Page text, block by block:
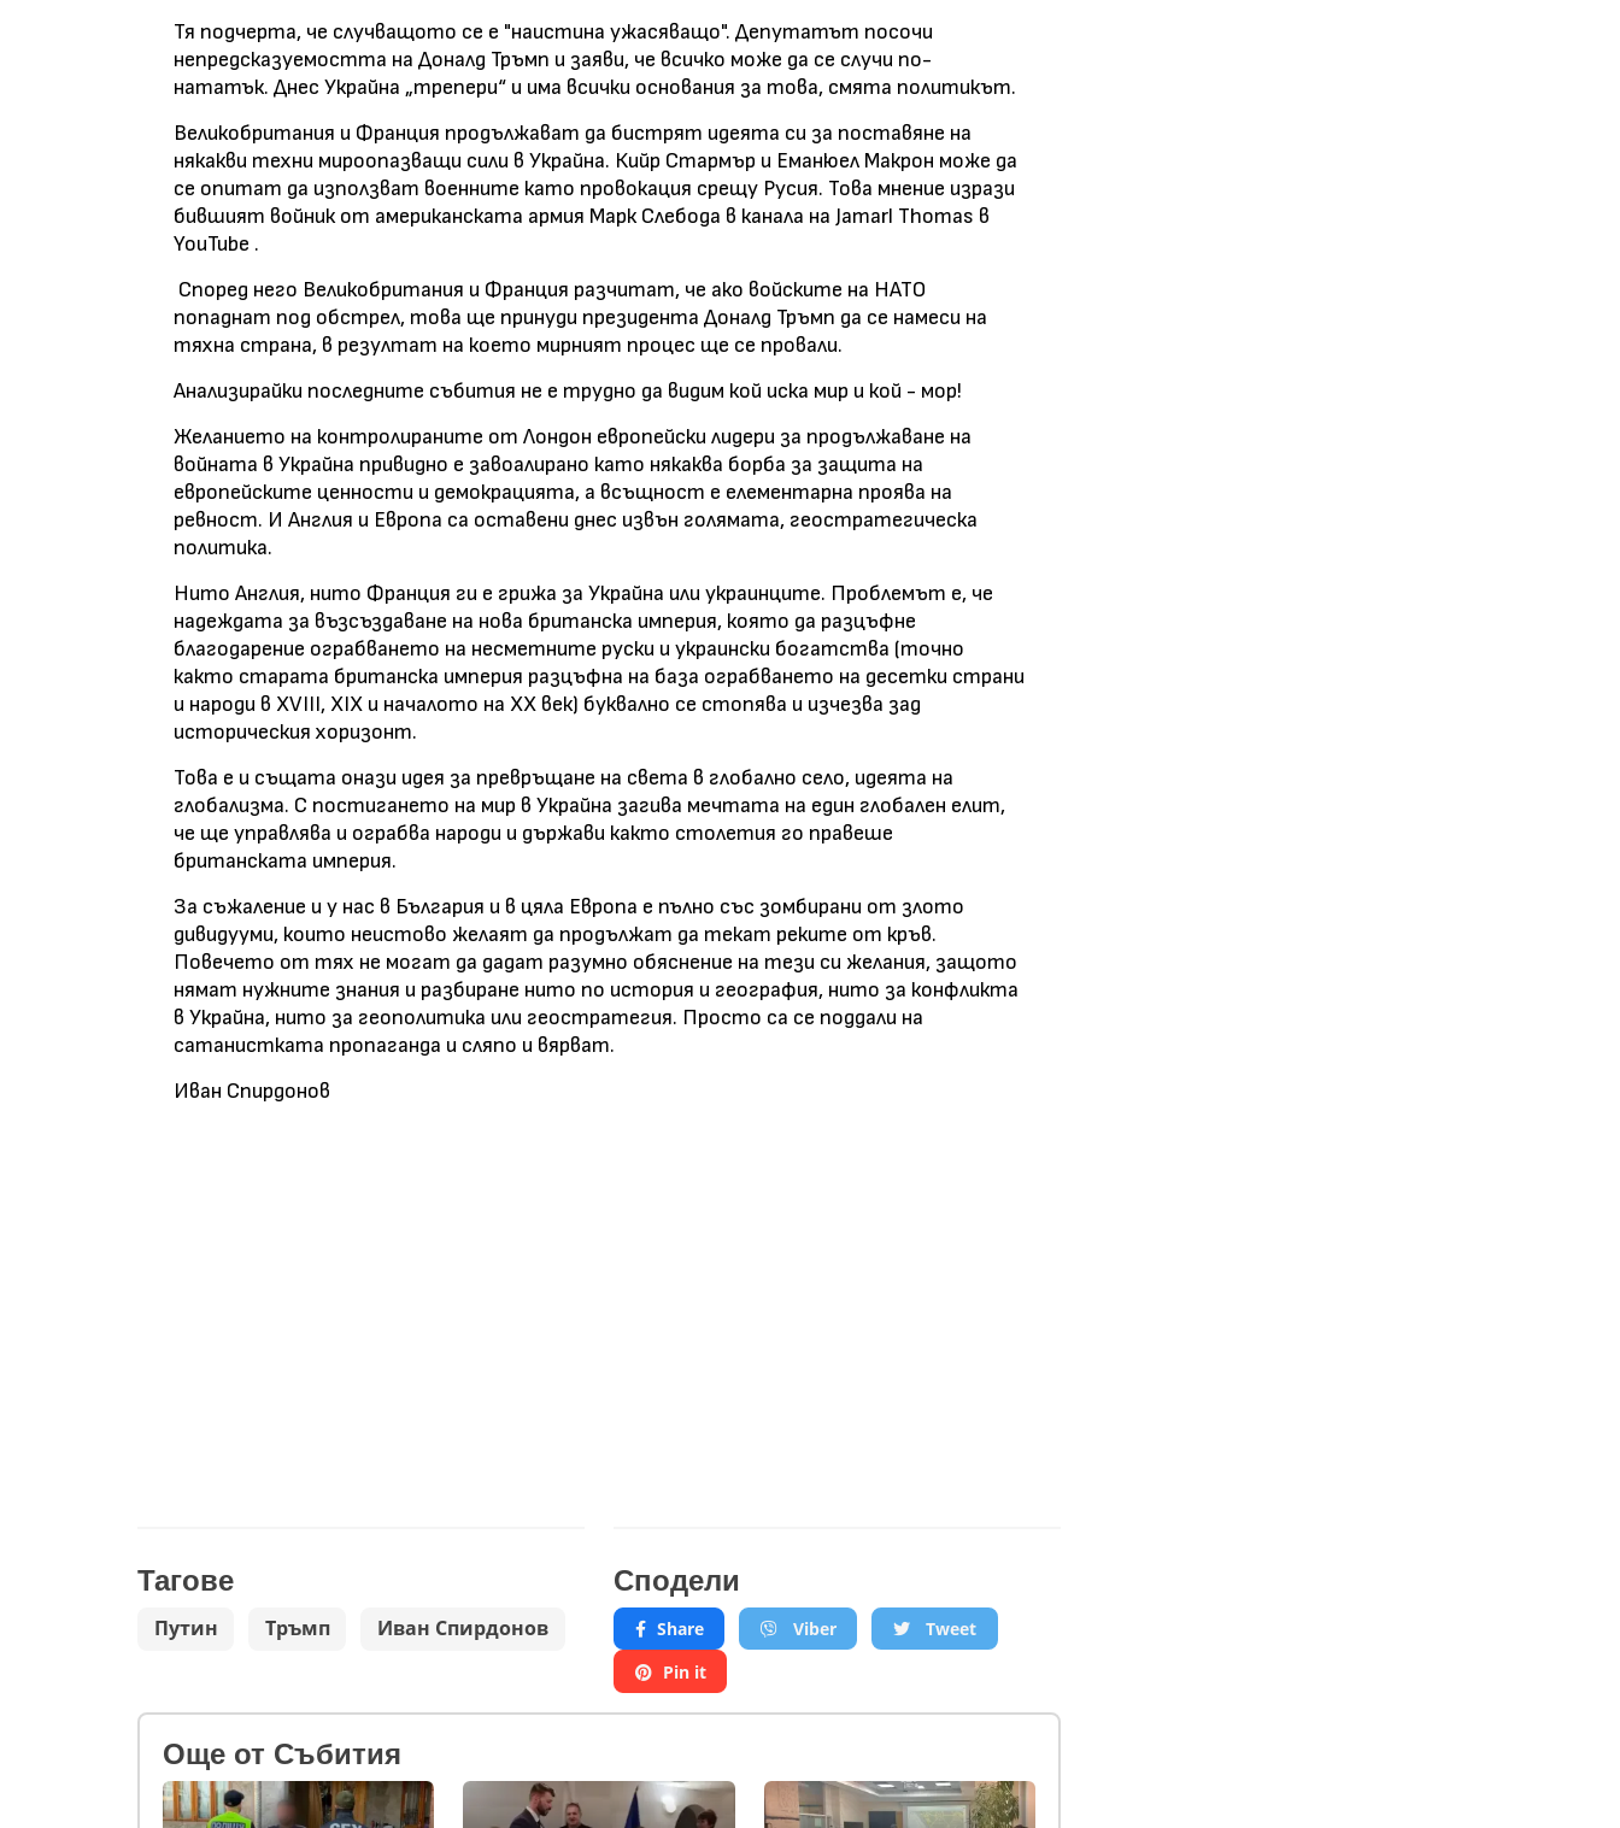
Тя подчерта, че случващото се е "наистина ужасяващо". Депутатът посочи
непредсказуемостта на Доналд Тръмп и заяви, че всичко може да се случи по-
нататък. Днес Украйна „трепери“ и има всички основания за това, смята политикът.
Великобритания и Франция продължават да бистрят идеята си за поставяне на
някакви техни мироопазващи сили в Украйна. Кийр Стармър и Еманюел Макрон може да
се опитат да използват военните като провокация срещу Русия. Това мнение изрази
бившият войник от американската армия Марк Слебода в канала на Jamarl Thomas в
YouTube .
Според него Великобритания и Франция разчитат, че ако войските на НАТО
попаднат под обстрел, това ще принуди президента Доналд Тръмп да се намеси на
тяхна страна, в резултат на което мирният процес ще се провали.
Анализирайки последните събития не е трудно да видим кой иска мир и кой - мор!
Желанието на контролираните от Лондон европейски лидери за продължаване на
войната в Украйна привидно е завоалирано като някаква борба за защита на
европейските ценности и демокрацията, а всъщност е елементарна проява на
ревност. И Англия и Европа са оставени днес извън голямата, геостратегическа
политика.
Нито Англия, нито Франция ги е грижа за Украйна или украинците. Проблемът е, че
надеждата за възсъздаване на нова британска империя, която да разцъфне
благодарение ограбването на несметните руски и украински богатства (точно
както старата британска империя разцъфна на база ограбването на десетки страни
и народи в XVIII, XIX и началото на ХХ век) буквално се стопява и изчезва зад
историческия хоризонт.
Това е и същата онази идея за превръщане на света в глобално село, идеята на
глобализма. С постигането на мир в Украйна загива мечтата на един глобален елит,
че ще управлява и ограбва народи и държави както столетия го правеше
британската империя.
За съжаление и у нас в България и в цяла Европа е пълно със зомбирани от злото
дивидууми, които неистово желаят да продължат да текат реките от кръв.
Повечето от тях не могат да дадат разумно обяснение на тези си желания, защото
нямат нужните знания и разбиране нито по история и география, нито за конфликта
в Украйна, нито за геополитика или геостратегия. Просто са се поддали на
сатанистката пропаганда и сляпо и вярват.
Иван Спирдонов
Тагове
Путин Тръмп Иван Спирдонов
Сподели
Share Viber
Tweet
Pin it
Oще от Събития